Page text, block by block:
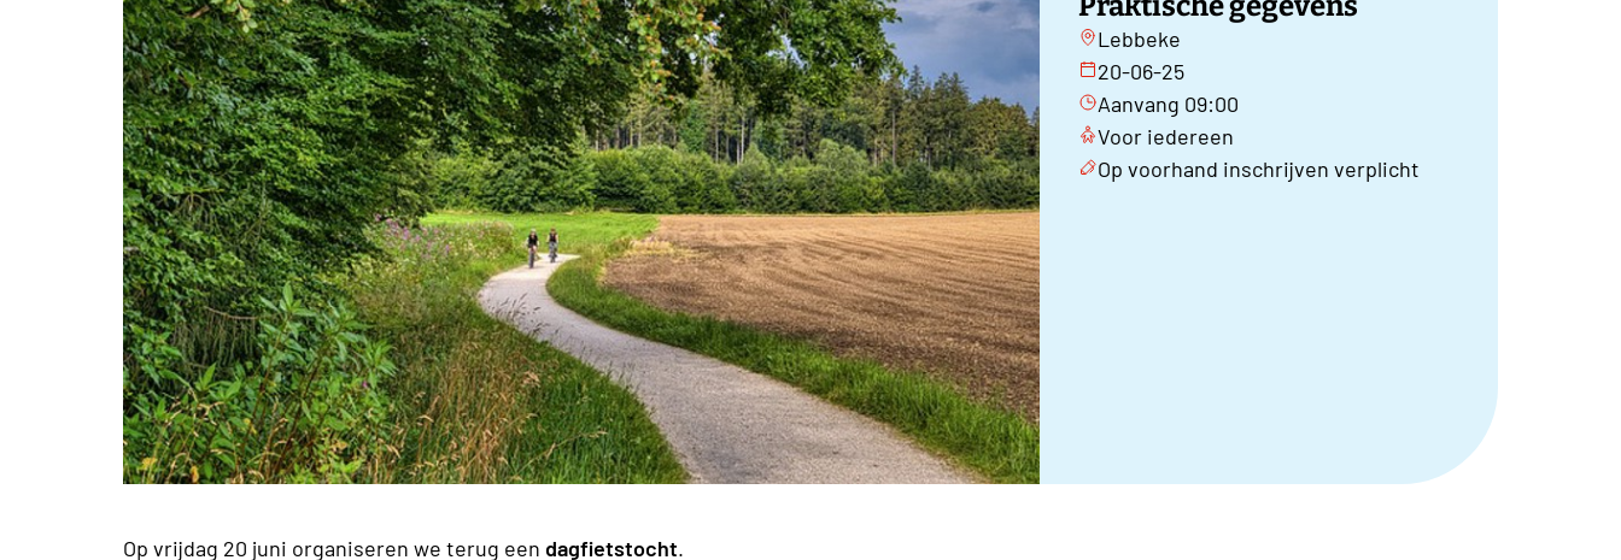
Lebbeke
20-06-25
Aanvang 09:00
Voor iedereen
Op voorhand inschrijven verplicht
Op vrijdag 20 juni organiseren we terug een dagfietstocht.